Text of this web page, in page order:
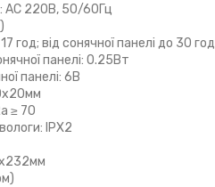
AC 220B, 50/60Гц
год; від сонячної панелі до 30 год
панелі: 0.25Вт
панелі: 6В
≥ 70
IPX2